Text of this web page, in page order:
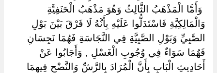
‏ ‏وَأَمَّا الْمَذْهَبُ الثَّالِثُ وَهُوَ مَذْهَبُ الْحَنَفِيَّةِ
وَالْمَالِكِيَّةِ فَاسْتَدَلُّوا عَلَيْهِ بِأَنَّهُ لَا فَرْقَ بَيْنَ بَوْلِ
الصَّبِيِّ وَبَوْلِ الصَّبِيَّةِ فِي النَّجَاسَةِ فَهُمَا نَجِسَانِ
فَهُمَا سَوَاءٌ فِي وُجُوبِ الْغَسْلِ , وَأَجَابُوا عَنْ
أَحَادِيثِ الْبَابِ بِأَنَّ الْمُرَادَ بِالرَّشِّ وَالنَّضْحِ فِيهِمَا